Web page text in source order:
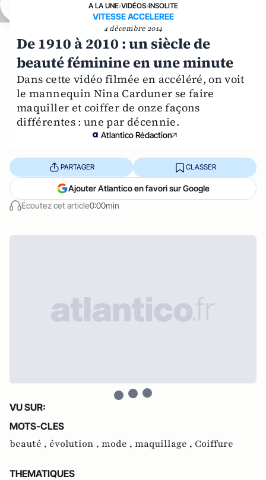
A LA UNE›VIDÉOS›INSOLITE
VITESSE ACCELEREE
4 décembre 2014
De 1910 à 2010 : un siècle de
beauté féminine en une minute
Dans cette vidéo filmée en accéléré, on voit
le mannequin Nina Carduner se faire
maquiller et coiffer de onze façons
différentes : une par décennie.
Atlantico Rédaction
Écoutez cet article0:00min
PARTAGER CLASSER
Ajouter Atlantico en favori sur Google
VU SUR:
MOTS-CLES
beauté , évolution , mode , maquillage , Coiffure
THEMATIQUES